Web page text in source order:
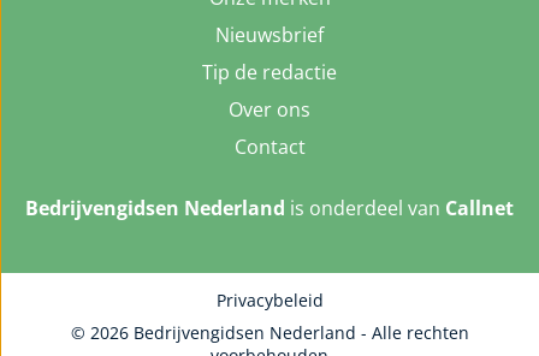
Nieuwsbrief
Tip de redactie
Over ons
Contact
Bedrijvengidsen Nederland is onderdeel van Callnet
© 2026 Bedrijvengidsen Nederland - Alle rechten
Privacybeleid